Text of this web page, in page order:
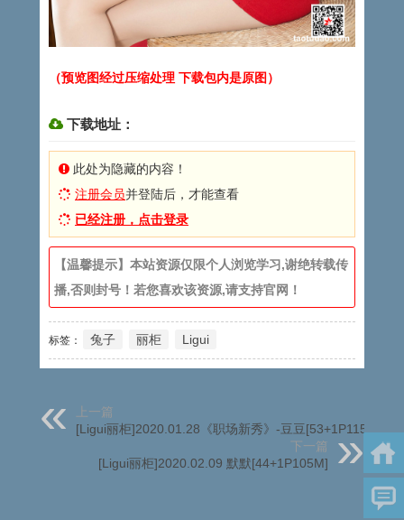
（预览图经过压缩处理 下载包内是原图）
下载地址：
此处为隐藏的内容！
注册会员并登陆后，才能查看
已经注册，点击登录
【温馨提示】本站资源仅限个人浏览学习,谢绝转载传
播,否则封号！若您喜欢该资源,请支持官网！
标签： 兔子 丽柜 Ligui
上一篇
[Ligui丽柜]2020.01.28《职场新秀》-豆豆[53+1P115M]
下一篇
[Ligui丽柜]2020.02.09 默默[44+1P105M]